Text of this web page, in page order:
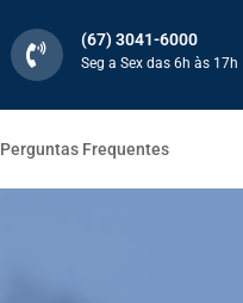
(67) 3041-6000
Seg a Sex das 6h às 17h
Perguntas Frequentes